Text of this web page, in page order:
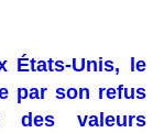
États-Unis, le
par son refus
des valeurs